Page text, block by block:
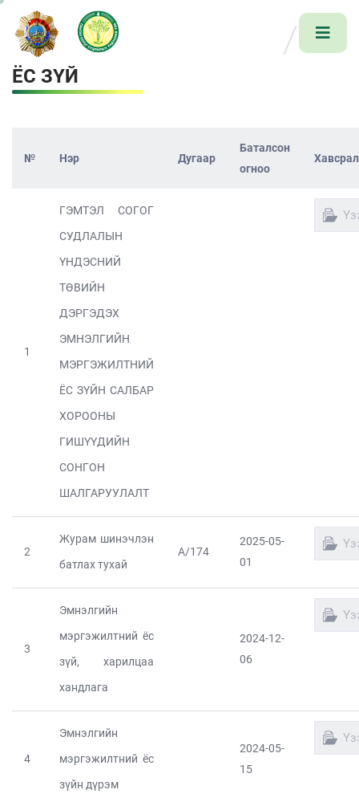
ЁС ЗҮЙ
№ Нэр Дугаар
Баталсон
огноо
1
ГЭМТЭЛ СОГОГ
СУДЛАЛЫН
ҮНДЭСНИЙ
ТӨВИЙН
ДЭРГЭДЭХ
ЭМНЭЛГИЙН
МЭРГЭЖИЛТНИЙ
ЁС ЗҮЙН САЛБАР
ХОРООНЫ
ГИШҮҮДИЙН
СОНГОН
ШАЛГАРУУЛАЛТ
2
Журам шинэчлэн
батлах тухай
А/174
2025-05-
01
3
Эмнэлгийн
мэргэжилтний ёс
зүй, харилцаа
хандлага
2024-12-
06
4
Эмнэлгийн
мэргэжилтний ёс
зүйн дүрэм
2024-05-
15